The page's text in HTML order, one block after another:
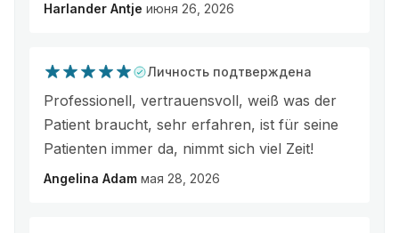
Harlander Antje июня 26, 2026
Личность подтверждена
Professionell, vertrauensvoll, weiß was der
Patient braucht, sehr erfahren, ist für seine
Patienten immer da, nimmt sich viel Zeit!
Angelina Adam мая 28, 2026